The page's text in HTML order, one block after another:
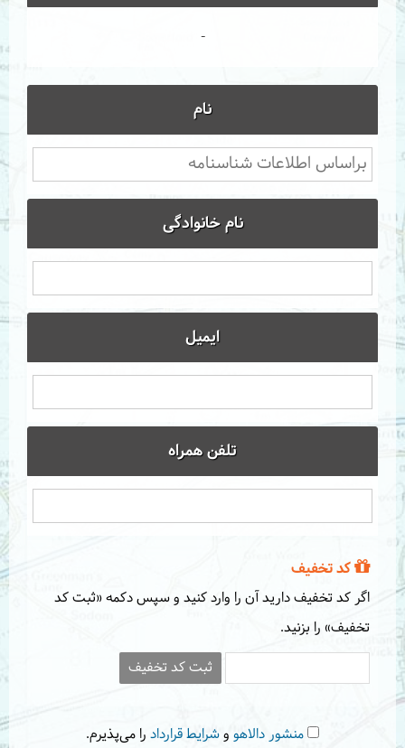
-
نام
نام خانوادگی
ایمیل
تلفن همراه
کد تخفیف
اگر کد تخفیف دارید آن را وارد کنید و سپس دکمه «ثبت کد
تخفیف» را بزنید.
ثبت کد تخفیف
منشور دالاهو وشرایط قرارداد را می‌پذیرم.